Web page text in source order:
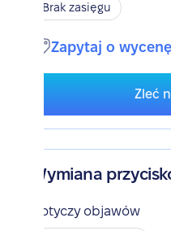
Brak zasięgu
Zapytaj o wycenę
Zleć
Wymiana
Dotyczy objawów